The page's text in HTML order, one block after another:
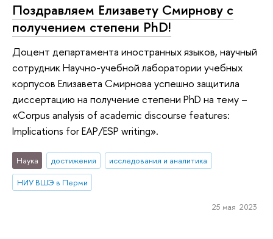
Поздравляем Елизавету Смирнову с
получением степени PhD!
Доцент департамента иностранных языков, научный
сотрудник Научно-учебной лаборатории учебных
корпусов Елизавета Смирнова успешно защитила
диссертацию на получение степени PhD на тему –
«Corpus analysis of academic discourse features:
Implications for EAP/ESP writing».
Наука достижения
исследования и аналитика
НИУ ВШЭ в Перми
25 мая 2023